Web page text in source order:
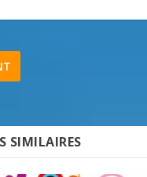
SIMILAIRES